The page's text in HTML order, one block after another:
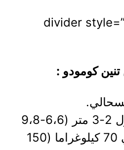
[divider
كومودو :
متوسط النمو طول 2-3 متر (6،6-9،8
قدم) ويزن حوالي 70 كيلوغراما (150